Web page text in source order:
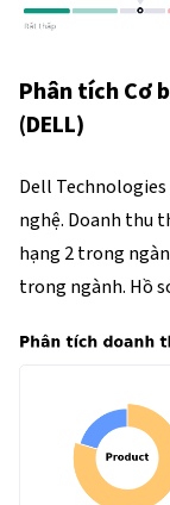
Phân tích Cơ
(DELL)
Dell
nghệ. Doanh thu
hạng 2 trong
trong ngành. Hồ